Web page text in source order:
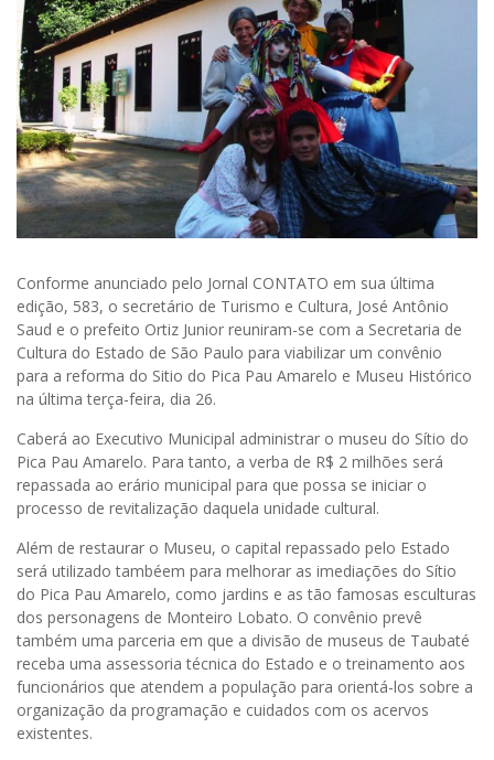
Conforme anunciado pelo Jornal CONTATO em sua última
edição, 583, o secretário de Turismo e Cultura, José Antônio
Saud e o prefeito Ortiz Junior reuniram-se com a Secretaria de
Cultura do Estado de São Paulo para viabilizar um convênio
para a reforma do Sitio do Pica Pau Amarelo e Museu Histórico
na última terça-feira, dia 26.
Caberá ao Executivo Municipal administrar o museu do Sítio do
Pica Pau Amarelo. Para tanto, a verba de R$ 2 milhões será
repassada ao erário municipal para que possa se iniciar o
processo de revitalização daquela unidade cultural.
Além de restaurar o Museu, o capital repassado pelo Estado
será utilizado tambéem para melhorar as imediações do Sítio
do Pica Pau Amarelo, como jardins e as tão famosas esculturas
dos personagens de Monteiro Lobato. O convênio prevê
também uma parceria em que a divisão de museus de Taubaté
receba uma assessoria técnica do Estado e o treinamento aos
funcionários que atendem a população para orientá-los sobre a
organização da programação e cuidados com os acervos
existentes.